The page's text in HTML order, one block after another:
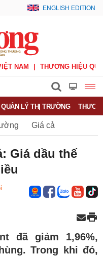
ENGLISH EDITION
NAM THƯƠNG HIỆU
QUẢN LÝ THỊ TRƯỜNG
Giá cả
Giá dầu thế
đã giảm 1,96%,
Trong khi đó,